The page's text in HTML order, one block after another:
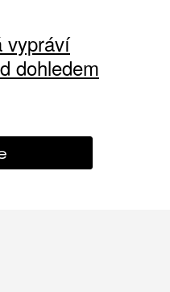
vypráví
dohledem